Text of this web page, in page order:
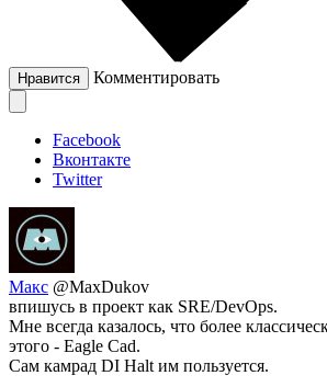
Нравится Комментировать
Facebook
Вконтакте
Twitter
Макс @MaxDukov
впишусь в проект как SRE/DevOps.
Мне всегда казалось, что более
этого - Eagle Cad.
Сам камрад DI Halt им пользуется.